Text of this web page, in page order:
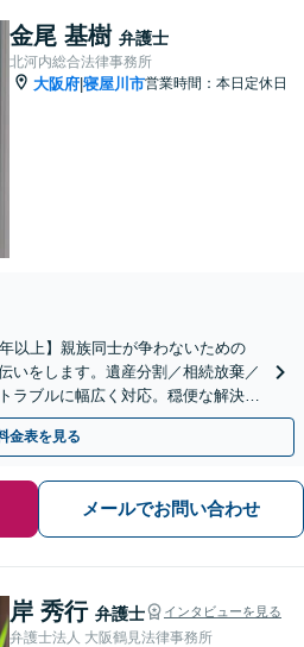
金尾 基樹 弁護士
北河内総合法律事務所
大阪府 寝屋川市営業時間：本日定休日
以上】親族同士が争わないための
いをします。遺産分割／相続放棄／
ラブルに幅広く対応。穏便な解決を
夜間・休日の相談可能】
金表を見る
メールでお問い合わせ
岸 秀行 弁護士 インタビューを見る
弁護士法人 大阪鶴見法律事務所